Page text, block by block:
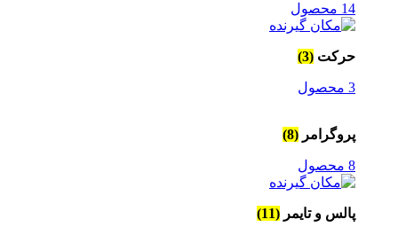
14 محصول
حرکت (3)
3 محصول
پروگرامر (8)
8 محصول
پالس و تایمر (11)